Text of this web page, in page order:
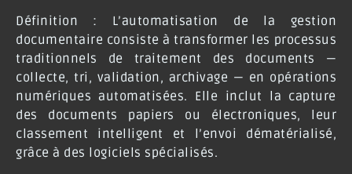
Définition : L’automatisation de la gestion
documentaire consiste à transformer les processus
traditionnels de traitement des documents —
collecte, tri, validation, archivage — en opérations
numériques automatisées. Elle inclut la capture
des documents papiers ou électroniques, leur
classement intelligent et l’envoi dématérialisé,
grâce à des logiciels spécialisés.